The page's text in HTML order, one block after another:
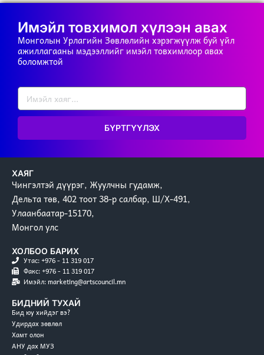
Имэйл товхимол хүлээн авах
Монголын Урлагийн Зөвлөлийн хэрэгжүүлж буй үйл
ажиллагааны мэдээллийг имэйл товхимлоор авах
боломжтой
БҮРТГҮҮЛЭХ
ХАЯГ
Чингэлтэй дүүрэг, Жуулчны гудамж,
Дельта төв, 402 тоот 38-р салбар, Ш/Х-491,
Улаанбаатар-15170,
Монгол улс
ХОЛБОО БАРИХ
Утас: +976 - 11 319 017
Факс: +976 - 11 319 017
Имэйл: marketing@artscouncil.mn
БИДНИЙ ТУХАЙ
Бид юу хийдэг вэ?
Удирдах зөвлөл
Хамт олон
АНУ дах МУЗ